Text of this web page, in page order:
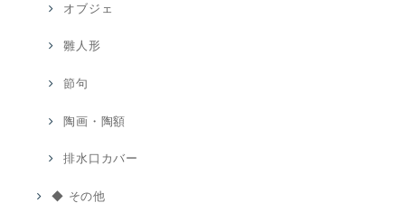
オブジェ
雛人形
節句
陶画・陶額
排水口カバー
◆ その他